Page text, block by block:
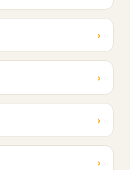
›
›
›
›